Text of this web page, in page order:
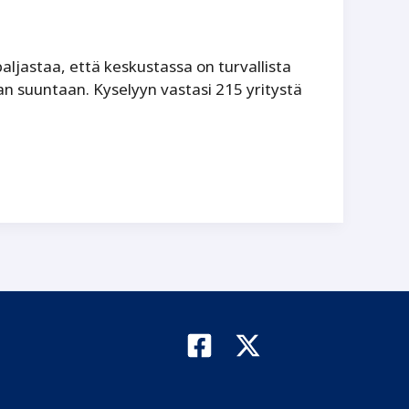
että keskustassa on turvallista
suuntaan. Kyselyyn vastasi 215 yritystä